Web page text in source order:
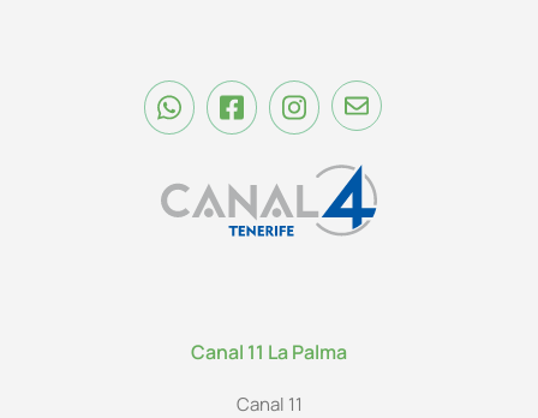
Canal 11 La Palma
Canal 11